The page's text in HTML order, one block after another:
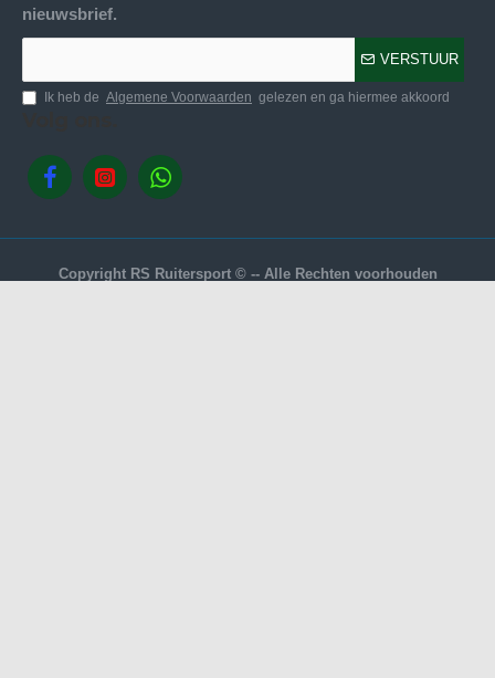
nieuwsbrief.
VERSTUUR
Ik heb de Algemene Voorwaarden gelezen en ga hiermee akkoord
Copyright RS Ruitersport © -- Alle Rechten voorhouden